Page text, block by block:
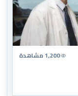
1,200 مشاهدة